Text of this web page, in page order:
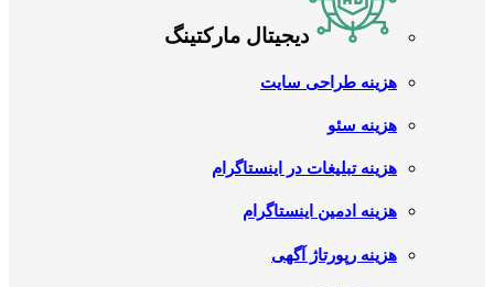
دیجیتال مارکتینگ
هزینه طراحی سایت
هزینه سئو
هزینه تبلیغات در اینستاگرام
هزینه ادمین اینستاگرام
هزینه رپورتاژ آگهی